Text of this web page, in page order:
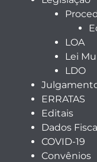
LOA
Lei
LDO
ERRATAS
Editais
Dados
COVID-19
Convênios